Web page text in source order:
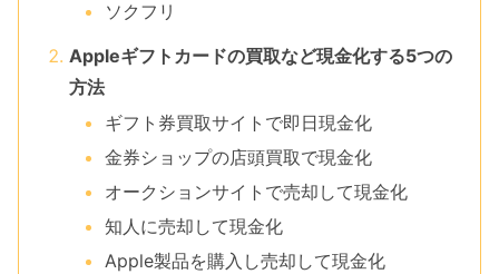
ソクフリ
Appleギフトカードの買取など現金化する5つの
方法
ギフト券買取サイトで即日現金化
金券ショップの店頭買取で現金化
オークションサイトで売却して現金化
知人に売却して現金化
Apple製品を購入し売却して現金化